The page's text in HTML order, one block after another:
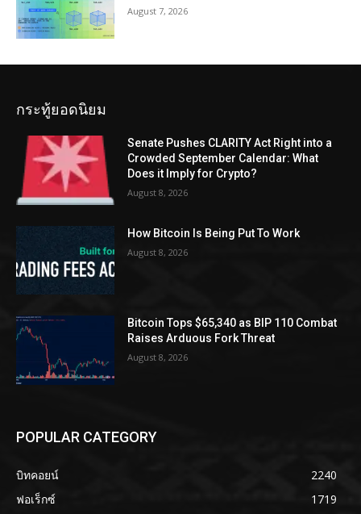
August 7, 2026
กระทู้ยอดนิยม
Senate Pushes CLARITY Act Right into a
Crowded September Calendar: What
Does it Imply for Crypto?
August 8, 2026
How Bitcoin Is Being Put To Work
August 8, 2026
Bitcoin Tops $65,340 as BIP 110 Combat
Raises Arduous Fork Threat
August 8, 2026
POPULAR CATEGORY
บิทคอยน์
2240
ฟอเร็กซ์
1719